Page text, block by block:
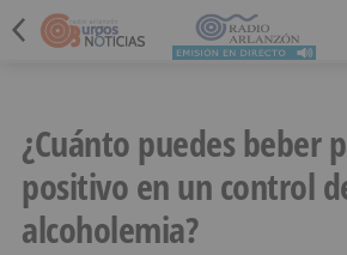
¿Cuánto puedes beber
positivo en un control
alcoholemia?